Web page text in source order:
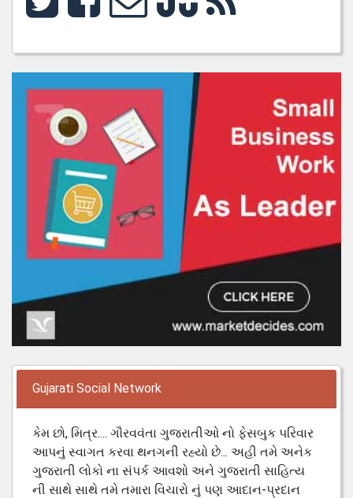
Gujarati Social Network
કેમ છો, મિત્ર.... ગૌરવવંતા ગુજરાતીઓ નો ફેસબુક પરિવાર
આપનું સ્વાગત કરવા થનગની રહ્યો છે... અહી તમે અનેક
ગુજરાતી લોકો ના સંપર્ક આવશો અને ગુજરાતી સાહિત્ય
ની સાથે સાથે તમે તમારા વિચારો નું પણ આદાન-પ્રદાન